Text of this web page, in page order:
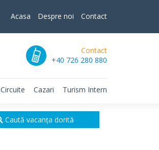
Acasa Despre noi Contact
Contact
+40 726 280 880
Circuite Cazari Turism Intern
Caută vacanța dorită